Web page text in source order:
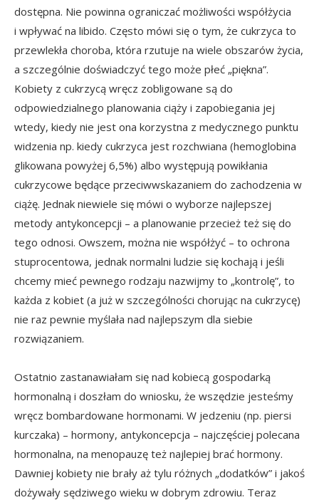
dostępna. Nie powinna ograniczać możliwości współżycia
i wpływać na libido. Często mówi się o tym, że cukrzyca to
przewlekła choroba, która rzutuje na wiele obszarów życia,
a szczególnie doświadczyć tego może płeć „piękna”.
Kobiety z cukrzycą wręcz zobligowane są do
odpowiedzialnego planowania ciąży i zapobiegania jej
wtedy, kiedy nie jest ona korzystna z medycznego punktu
widzenia np. kiedy cukrzyca jest rozchwiana (hemoglobina
glikowana powyżej 6,5%) albo występują powikłania
cukrzycowe będące przeciwwskazaniem do zachodzenia w
ciążę. Jednak niewiele się mówi o wyborze najlepszej
metody antykoncepcji – a planowanie przecież też się do
tego odnosi. Owszem, można nie współżyć – to ochrona
stuprocentowa, jednak normalni ludzie się kochają i jeśli
chcemy mieć pewnego rodzaju nazwijmy to „kontrolę”, to
każda z kobiet (a już w szczególności chorując na cukrzycę)
nie raz pewnie myślała nad najlepszym dla siebie
rozwiązaniem.
Ostatnio zastanawiałam się nad kobiecą gospodarką
hormonalną i doszłam do wniosku, że wszędzie jesteśmy
wręcz bombardowane hormonami. W jedzeniu (np. piersi
kurczaka) – hormony, antykoncepcja – najczęściej polecana
hormonalna, na menopauzę też najlepiej brać hormony.
Dawniej kobiety nie brały aż tylu różnych „dodatków” i jakoś
dożywały sędziwego wieku w dobrym zdrowiu. Teraz